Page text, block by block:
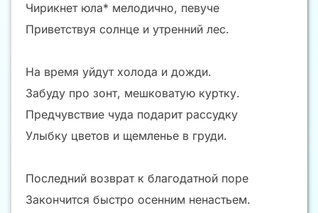
Чирикнет юла* мелодично, певуче
Приветствуя солнце и утренний лес.
На время уйдут холода и дожди.
Забуду про зонт, мешковатую куртку.
Предчувствие чуда подарит рассудку
Улыбку цветов и щемленье в груди.
Последний возврат к благодатной поре
Закончится быстро осенним ненастьем.